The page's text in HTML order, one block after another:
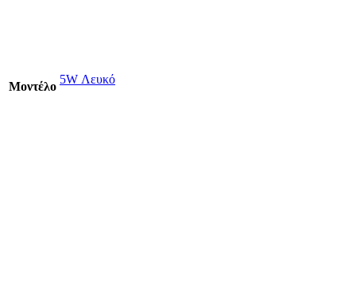
Mοντέλο
5W Λευκό